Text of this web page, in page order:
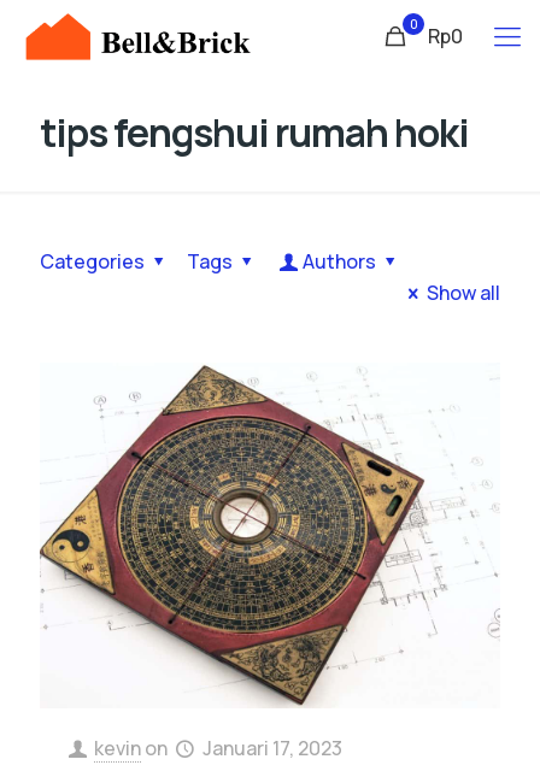
0 Rp0
tips fengshui rumah hoki
Categories Tags
Authors
Show all
kevinon Januari 17, 2023